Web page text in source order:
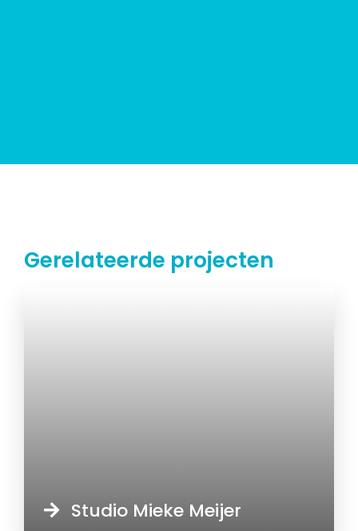
Gerelateerde projecten
Studio Mieke Meijer